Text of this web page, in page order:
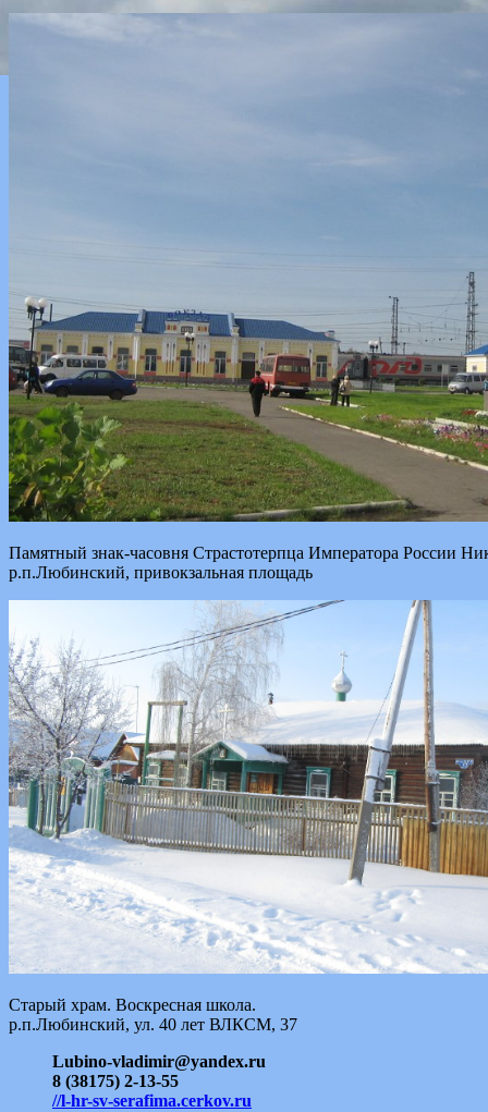
Памятный знак-часовня Страстотерпца Императора России
р.п.Любинский, привокзальная площадь
Старый храм. Воскресная школа.
р.п.Любинский, ул. 40 лет ВЛКСМ, 37
Lubino-vladimir@yandex.ru
8 (38175) 2-13-55
//l-hr-sv-serafima.cerkov.ru